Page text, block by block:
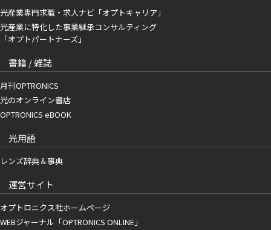
光産業専門求職・求人ナビ「オプトキャリア」
光産業に特化した事業継承コンサルティング
「オプトパートナーズ」
書籍 / 雑誌
月刊OPTRONICS
光のオンライン書店
OPTRONICS eBOOK
光用語
レンズ辞典＆事典
運営サイト
オプトロニクス社ホームページ
WEBジャーナル「OPTRONICS ONLINE」